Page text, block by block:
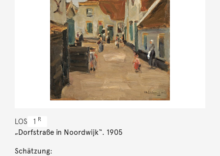
LOS 1 R
„Dorfstraße in Noordwijk“. 1905
Schätzung: